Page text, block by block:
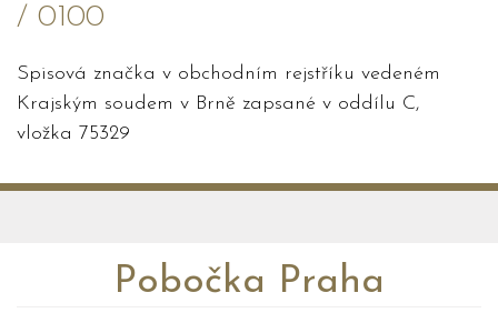
/ 0100
Spisová značka v obchodním rejstříku vedeném
Krajským soudem v Brně zapsané v oddílu C,
vložka 75329
Pobočka Praha